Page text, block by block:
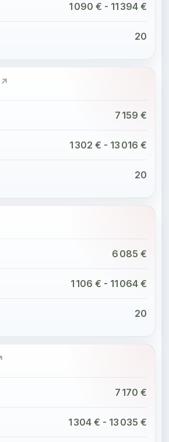
1 090 € - 11 394 €
20
7 159 €
1 302 € - 13 016 €
20
6 085 €
1 106 € - 11 064 €
20
7 170 €
1 304 € - 13 035 €